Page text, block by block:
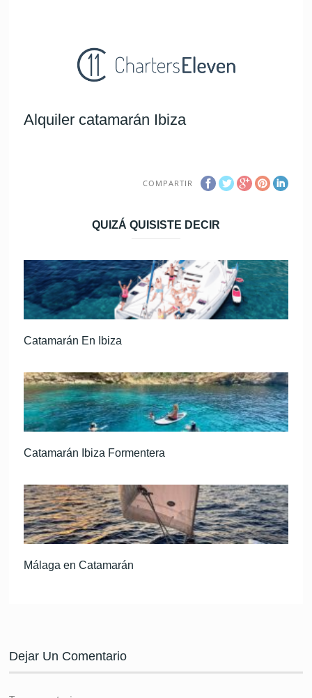
Alquiler catamarán Ibiza
COMPARTIR
QUIZÁ QUISISTE DECIR
Catamarán En Ibiza
Catamarán Ibiza Formentera
Málaga en Catamarán
Dejar Un Comentario